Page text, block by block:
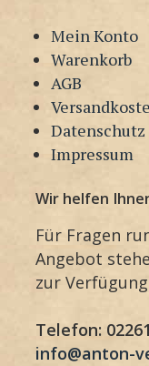
Mein Konto
Warenkorb
AGB
Datenschutz
Impressum
Wir helfen
Für Fragen
Angebot
zur
Telefon:
info@anton-